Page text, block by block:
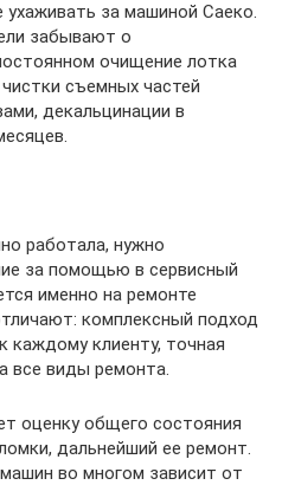
ухаживать за машиной Саеко.
забывают о
очищение лотка
съемных частей
декальцинации в
работала, нужно
за помощью в сервисный
именно на ремонте
комплексный подход
каждому клиенту, точная
все виды ремонта.
оценку общего состояния
дальнейший ее ремонт.
во многом зависит от